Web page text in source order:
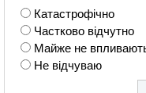
Катастрофічно
Частково відчутно
Майже не
Не відчуваю